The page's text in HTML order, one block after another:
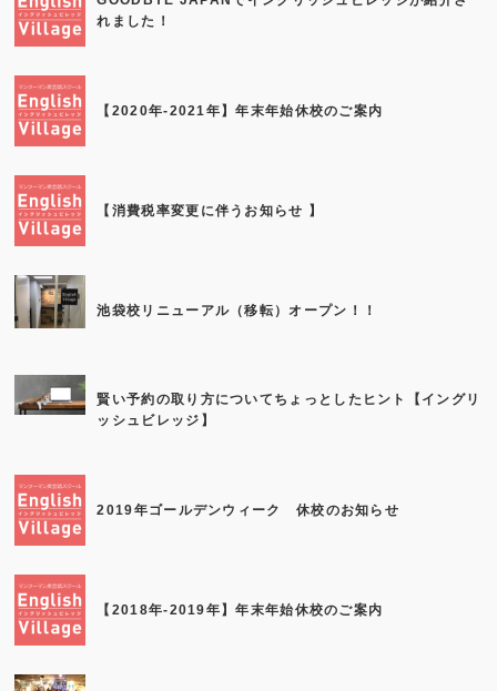
れました！
【2020年-2021年】年末年始休校のご案内
【消費税率変更に伴うお知らせ 】
池袋校リニューアル（移転）オープン！！
賢い予約の取り方についてちょっとしたヒント【イングリ
ッシュビレッジ】
2019年ゴールデンウィーク 休校のお知らせ
【2018年-2019年】年末年始休校のご案内